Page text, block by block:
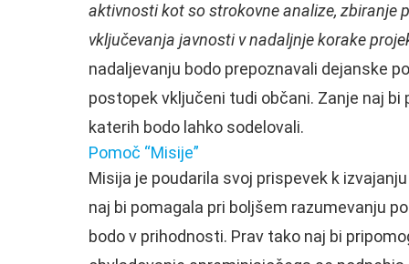
aktivnosti kot so strokovne analize, zbiranje
vključevanja javnosti v nadaljnje korake
nadaljevanju bodo prepoznavali dejanske
postopek vključeni tudi občani. Zanje naj
katerih bodo lahko sodelovali.
Pomoč “Misije”
Misija je poudarila svoj prispevek k
naj bi pomagala pri boljšem razumevanju
bodo v prihodnosti. Prav tako naj bi